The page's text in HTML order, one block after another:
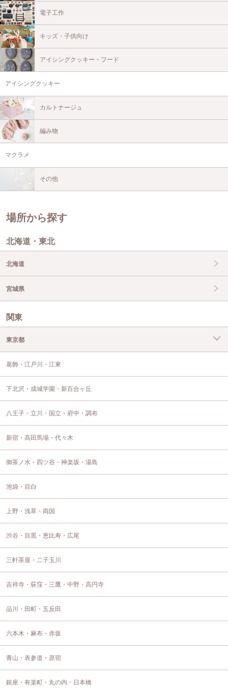
電子工作
キッズ・子供向け
アイシングクッキー・フード
アイシングクッキー
カルトナージュ
編み物
マクラメ
その他
場所から探す
北海道・東北
北海道
宮城県
関東
東京都
葛飾・江戸川・江東
下北沢・成城学園・新百合ヶ丘
八王子・立川・国立・府中・調布
新宿・高田馬場・代々木
御茶ノ水・四ツ谷・神楽坂・湯島
池袋・目白
上野・浅草・両国
渋谷・目黒・恵比寿・広尾
三軒茶屋・二子玉川
吉祥寺・荻窪・三鷹・中野・高円寺
品川・田町・五反田
六本木・麻布・赤坂
青山・表参道・原宿
銀座・有楽町・丸の内・日本橋